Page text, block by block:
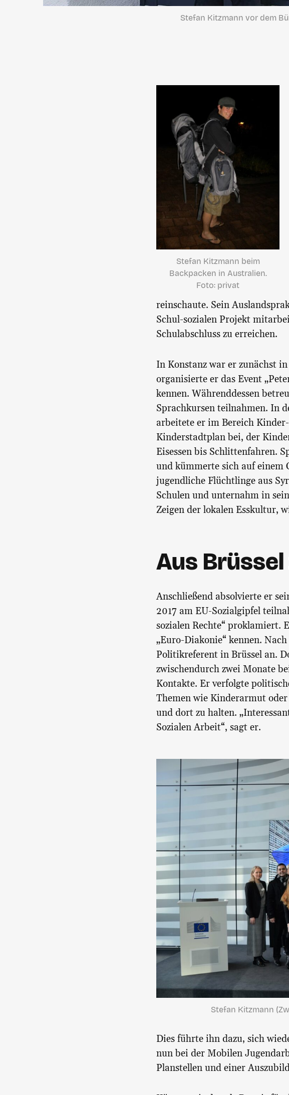
Stefan Kitzmann vor dem
Stefan Kitzmann beim
Backpacken in Australien.
Foto: privat
reinschaute. Sein
Schul-sozialen Projekt
Schulabschluss zu erreichen.
In Konstanz war er zunächst
organisierte er das Event
kennen. Währenddessen
Sprachkursen teilnahmen. In
arbeitete er im Bereich
Kinderstadtplan bei, der
Eisessen bis Schlittenfahren.
und kümmerte sich auf einem
jugendliche Flüchtlinge aus
Schulen und unternahm in
Zeigen der lokalen Esskultur,
Aus
Anschließend absolvierte er
2017 am EU-Sozialgipfel
sozialen Rechte“ proklamiert.
„Euro-Diakonie“ kennen.
Politikreferent in Brüssel an.
zwischendurch zwei Monate
Kontakte. Er verfolgte
Themen wie Kinderarmut
und dort zu halten.
Sozialen Arbeit“, sagt er.
Stefan Kitzmann
Dies führte ihn dazu, sich
nun bei der Mobilen
Planstellen und einer